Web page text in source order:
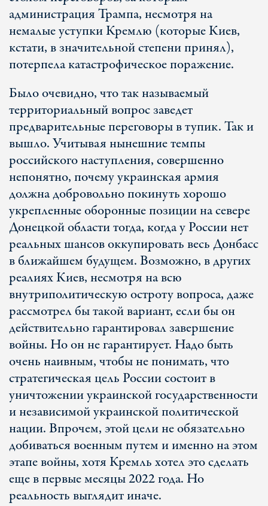
администрация Трампа, несмотря на
немалые уступки Кремлю (которые Киев,
кстати, в значительной степени принял),
потерпела катастрофическое поражение.
Было очевидно, что так называемый
территориальный вопрос заведет
предварительные переговоры в тупик. Так и
вышло. Учитывая нынешние темпы
российского наступления, совершенно
непонятно, почему украинская армия
должна добровольно покинуть хорошо
укрепленные оборонные позиции на севере
Донецкой области тогда, когда у России нет
реальных шансов оккупировать весь Донбасс
в ближайшем будущем. Возможно, в других
реалиях Киев, несмотря на всю
внутриполитическую остроту вопроса, даже
рассмотрел бы такой вариант, если бы он
действительно гарантировал завершение
войны. Но он не гарантирует. Надо быть
очень наивным, чтобы не понимать, что
стратегическая цель России состоит в
уничтожении украинской государственности
и независимой украинской политической
нации. Впрочем, этой цели не обязательно
добиваться военным путем и именно на этом
этапе войны, хотя Кремль хотел это сделать
еще в первые месяцы 2022 года. Но
реальность выглядит иначе.